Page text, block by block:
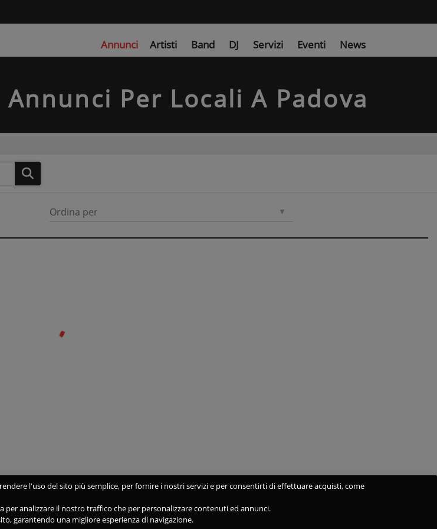
Annunci Artisti Band DJ Servizi Eventi News
Annunci Per Locali A Padova
Ordina per
l'uso del sito più semplice, per fornire i nostri servizi e per consentirti di effettuare acquisti, come
analizzare il nostro traffico che per personalizzare contenuti ed annunci.
garantendo una migliore esperienza di navigazione.